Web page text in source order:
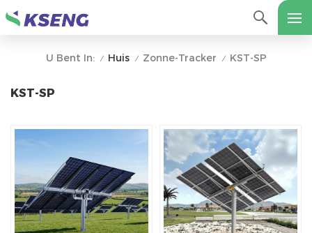
U Bent In: / Huis / Zonne-Tracker / KST-SP
KST-SP